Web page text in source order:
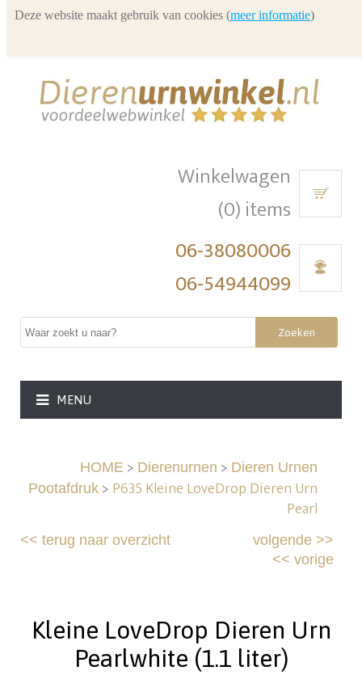
Winkelwagen
(0) items
06-38080006
06-54944099
Zoeken
MENU
HOME> Dierenurnen > Dieren Urnen
Pootafdruk> P635 Kleine LoveDrop Dieren Urn
Pearl
<<terug naar overzicht volgende>>
<< vorige
Kleine LoveDrop Dieren Urn
Pearlwhite (1.1 liter)
Deze website maakt gebruik van cookies (meer informatie)